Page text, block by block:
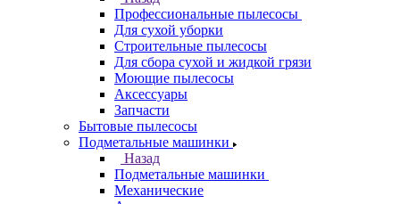
Профессиональные пылесосы
Для сухой уборки
Строительные пылесосы
Для сбора сухой и жидкой грязи
Моющие пылесосы
Аксессуары
Запчасти
Бытовые пылесосы
Подметальные машинки
Назад
Подметальные машинки
Механические